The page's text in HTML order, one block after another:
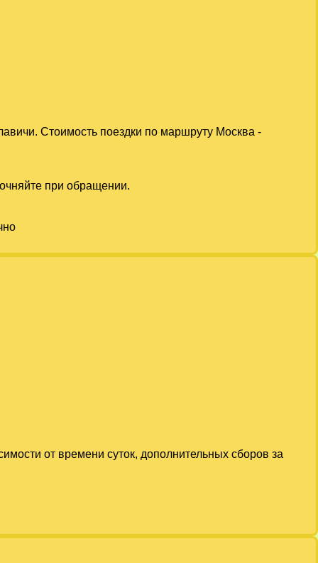
Стоимость поездки по маршруту Москва -
при обращении.
от времени суток, дополнительных сборов за